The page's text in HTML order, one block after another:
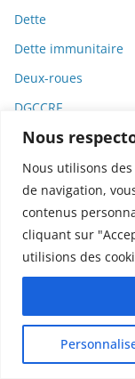
Nous
Nous utilisons
de navigation,
contenus
cliquant sur
utilisions des
Dette
Dette immunitaire
Deux-roues
DGCCRF
Diabète
Diagnostic
Didier Raoult
Diffamation
Dignité
Diplomatie
Dispositifs